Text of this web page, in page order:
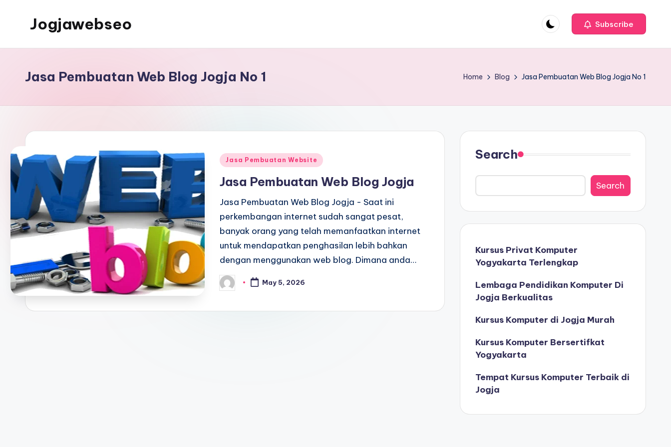
Jogjawebseo Subscribe
Jasa Pembuatan Web Blog Jogja No 1 Home Blog Jasa Pembuatan Web Blog Jogja No 1
Jasa Pembuatan Website
Jasa Pembuatan Web Blog Jogja
Jasa Pembuatan Web Blog Jogja - Saat ini
perkembangan internet sudah sangat pesat,
banyak orang yang telah memanfaatkan internet
untuk mendapatkan penghasilan lebih bahkan
dengan menggunakan web blog. Dimana anda…
May 5, 2026
Search
Search
Kursus Privat Komputer
Yogyakarta Terlengkap
Lembaga Pendidikan Komputer Di
Jogja Berkualitas
Kursus Komputer di Jogja Murah
Kursus Komputer Bersertifkat
Yogyakarta
Tempat Kursus Komputer Terbaik di
Jogja